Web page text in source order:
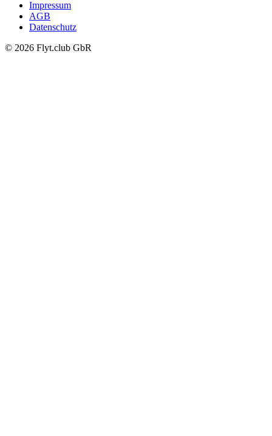
Impressum
AGB
Datenschutz
© 2026 Flyt.club GbR